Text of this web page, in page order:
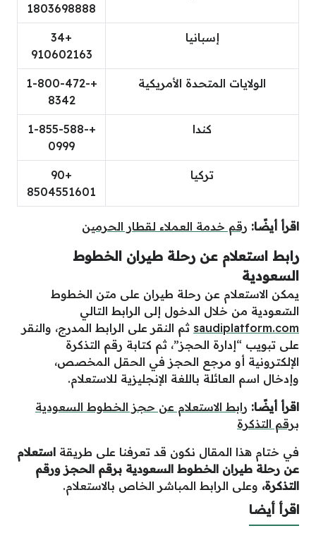
1803698888
إسبانيا
+34
910602163
الولايات المتحدة الأمريكية
+1-800-472-
8342
كندا
+1-855-588-
0999
تركيا
+90
8504551601
اقرأ أيضًا: رقم خدمة العملاء لقطار الحرمين
رابط استعلام عن رحلة طيران الخطوط
السعودية
يمكن الاستعلام عن رحلة طيران على متن الخطوط
السّعودية من خلال الدخول إلى الرابط التالي
saudiplatform.com ثم النقر على الرابط المدرج، والنقر
على تبويب “إدارة الحجز”، ثم كتابة رقم التذكرة
الإلكترونية أو مرجع الحجز في الحقل المخصص،
وإدخال اسم العائلة باللغة الإنجليزية للاستعلام.
اقرأ أيضًا: رابط الاستعلام عن حجز الخطوط السعودية
برقم التذكرة
في ختام هذا المقال نكون قد تعرفنا على طريقة استعلام
عن رحلة طيران الخطوط السعودية برقم الحجز ورقم
التذكرة، وعلى الرابط المباشر الخاص بالاستعلام.
اقرأ أيضا